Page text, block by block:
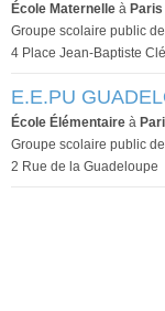
École Maternelle à Paris
Groupe scolaire public
4 Place Jean-Baptiste
E.E.PU
École Élémentaire à
Groupe scolaire public
2 Rue de la Guadeloupe